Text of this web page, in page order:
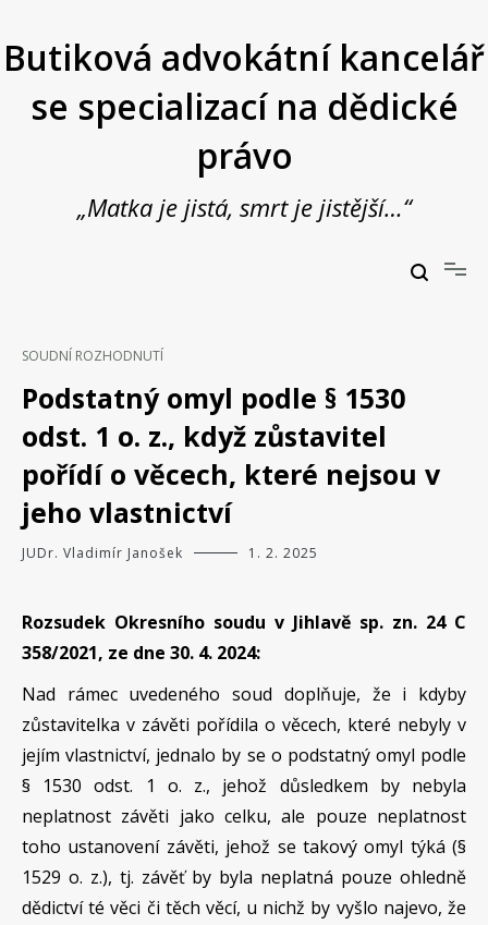
obsah
Butiková advokátní kancelář
se specializací na dědické
právo
„Matka je jistá, smrt je jistější…“
SOUDNÍ ROZHODNUTÍ
Podstatný omyl podle § 1530
odst. 1 o. z., když zůstavitel
pořídí o věcech, které nejsou v
jeho vlastnictví
JUDr. Vladimír Janošek 1. 2. 2025
Rozsudek Okresního soudu v Jihlavě sp. zn. 24 C
358/2021, ze dne 30. 4. 2024:
Nad rámec uvedeného soud doplňuje, že i kdyby
zůstavitelka v závěti pořídila o věcech, které nebyly v
jejím vlastnictví, jednalo by se o podstatný omyl podle
§ 1530 odst. 1 o. z., jehož důsledkem by nebyla
neplatnost závěti jako celku, ale pouze neplatnost
toho ustanovení závěti, jehož se takový omyl týká (§
1529 o. z.), tj. závěť by byla neplatná pouze ohledně
dědictví té věci či těch věcí, u nichž by vyšlo najevo, že